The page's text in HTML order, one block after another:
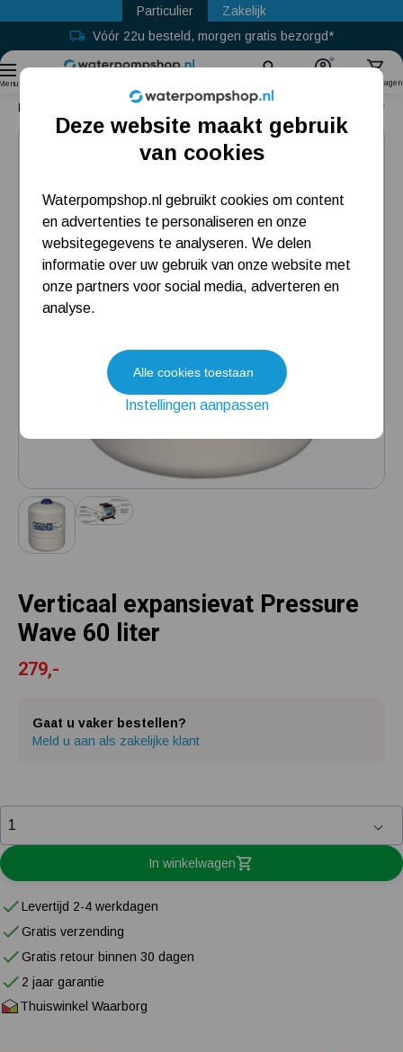
Particulier
Zakelijk
Vóór 22u besteld, morgen gratis bezorgd*
Gratis retour binnen 30 dagen
Winkelwagen
Hydrofoorpomp
Dompelpomp
Pompput
Meest gelezen blogs
Tuin besproeien? Lees hier welke tuinpomp u nodig heeft
Installatie van een beregenings- / hydrofoorpomp
Kelder / kruipruimte ondergelopen, wat nu?
Verticaal expansievat Pressure Wave 60 liter
Verticaal expansievat Pressure
Wave 60 liter
279,-
Gaat u vaker bestellen?
Meld u aan als zakelijke klant
In winkelwagen
Levertijd 2-4 werkdagen
Gratis verzending
Gratis retour binnen 30 dagen
2 jaar garantie
Thuiswinkel Waarborg
Deze website maakt gebruik
van cookies
Waterpompshop.nl gebruikt cookies om content
en advertenties te personaliseren en onze
websitegegevens te analyseren. We delen
informatie over uw gebruik van onze website met
onze partners voor social media, adverteren en
analyse.
Alle cookies toestaan
Instellingen aanpassen